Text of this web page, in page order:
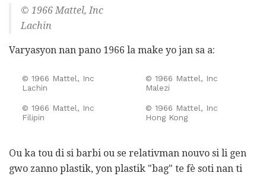
© 1966 Mattel, Inc
Lachin
Varyasyon nan pano 1966 la make yo jan sa a:
© 1966 Mattel, Inc
Lachin
© 1966 Mattel, Inc
Malezi
© 1966 Mattel, Inc
Filipin
© 1966 Mattel, Inc
Hong Kong
Ou ka tou di si barbi ou se relativman nouvo si li gen
gwo zanno plastik, yon plastik "bag" te fè soti nan ti